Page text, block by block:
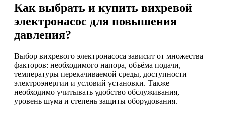
Как выбрать и купить вихревой
электронасос для повышения
давления?
Выбор вихревого электронасоса зависит от множества
факторов: необходимого напора, объёма подачи,
температуры перекачиваемой среды, доступности
электроэнергии и условий установки. Также
необходимо учитывать удобство обслуживания,
уровень шума и степень защиты оборудования.